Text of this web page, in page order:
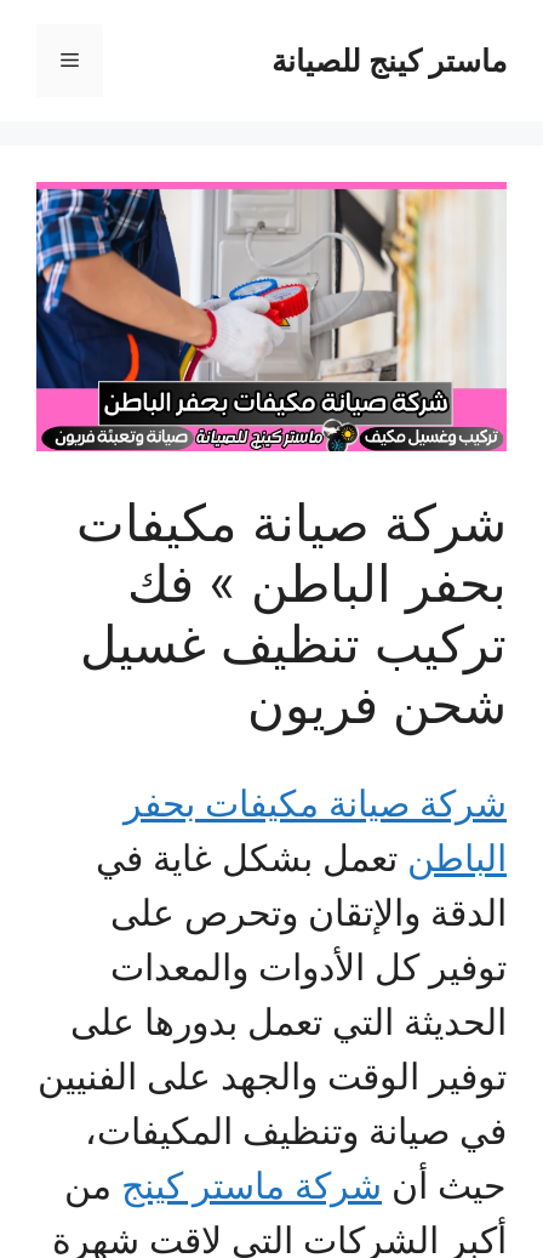
المحتوىماستر كينج للصيانة القائمة
شركة صيانة مكيفات
بحفر الباطن » فك
تركيب تنظيف غسيل
شحن فريون
شركة صيانة مكيفات بحفر
الباطن تعمل بشكل غاية في
الدقة والإتقان وتحرص على
توفير كل الأدوات والمعدات
الحديثة التي تعمل بدورها على
توفير الوقت والجهد على الفنيين
في صيانة وتنظيف المكيفات،
حيث أن شركة ماستر كينج من
أكبر الشركات التي لاقت شهرة